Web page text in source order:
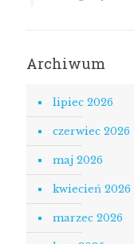
Archiwum
lipiec 2026
czerwiec 2026
maj 2026
kwiecień 2026
marzec 2026